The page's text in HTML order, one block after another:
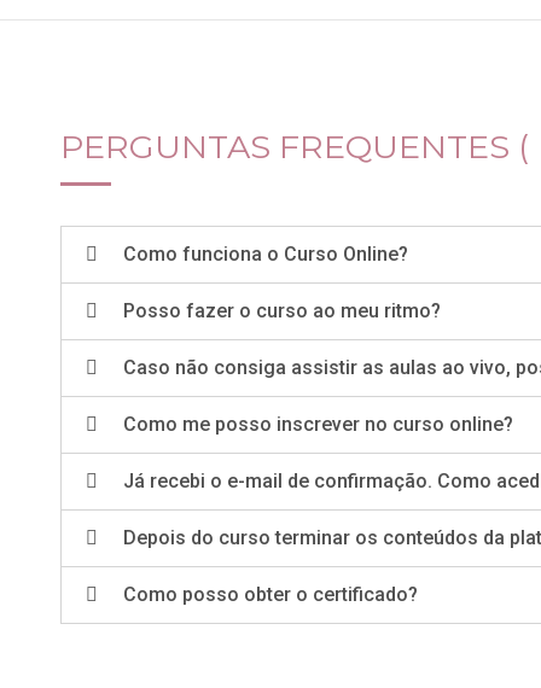
PERGUNTAS FREQUENTES (
Como funciona o Curso Online?
Posso fazer o curso ao meu ritmo?
Caso não consiga assistir as aulas ao vivo,
Como me posso inscrever no curso online?
Já recebi o e-mail de confirmação. Como
Depois do curso terminar os conteúdos da
Como posso obter o certificado?